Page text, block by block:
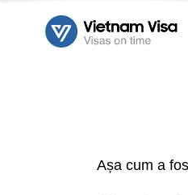
Așa cum a